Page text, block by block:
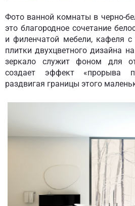
Фото ванной комнаты в черно-
это благородное сочетание
и филенчатой мебели, кафеля
плитки двухцветного дизайна
зеркало служит фоном для
создает эффект «прорыва
раздвигая границы этого